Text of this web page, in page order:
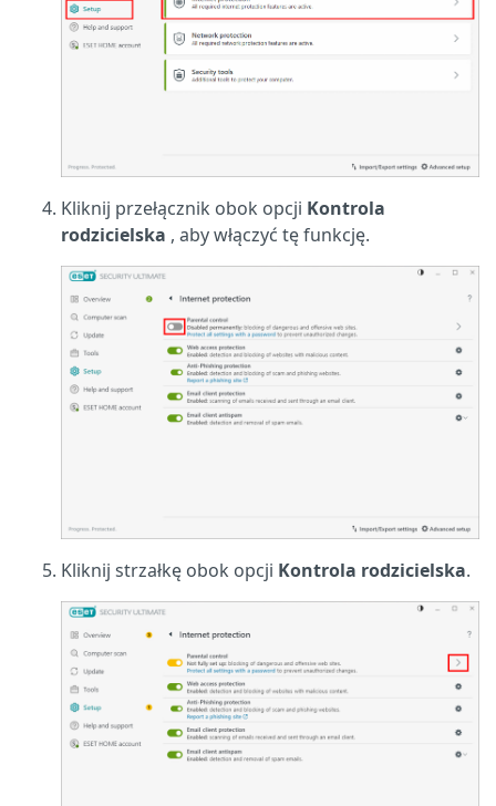
Kliknij przełącznik obok opcji Kontrola
rodzicielska , aby włączyć tę funkcję.
Kliknij strzałkę obok opcji Kontrola rodzicielska.